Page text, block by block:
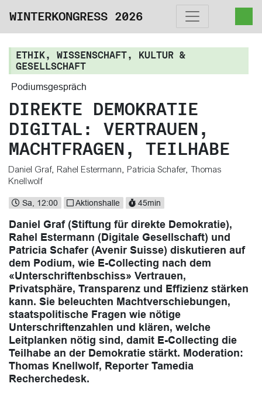
WINTERKONGRESS 2026
ETHIK, WISSENSCHAFT, KULTUR &
GESELLSCHAFT
Podiumsgespräch
DIREKTE DEMOKRATIE
DIGITAL: VERTRAUEN,
MACHTFRAGEN, TEILHABE
Daniel Graf, Rahel Estermann, Patricia Schafer,Thomas
Knellwolf
Sa, 12:00 Aktionshalle 45min
Daniel Graf (Stiftung für direkte Demokratie),
Rahel Estermann (Digitale Gesellschaft) und
Patricia Schafer (Avenir Suisse) diskutieren auf
dem Podium, wie E-Collecting nach dem
«Unterschriftenbschiss» Vertrauen,
Privatsphäre, Transparenz und Effizienz stärken
kann. Sie beleuchten Machtverschiebungen,
staatspolitische Fragen wie nötige
Unterschriftenzahlen und klären, welche
Leitplanken nötig sind, damit E-Collecting die
Teilhabe an der Demokratie stärkt. Moderation:
Thomas Knellwolf, Reporter Tamedia
Recherchedesk.